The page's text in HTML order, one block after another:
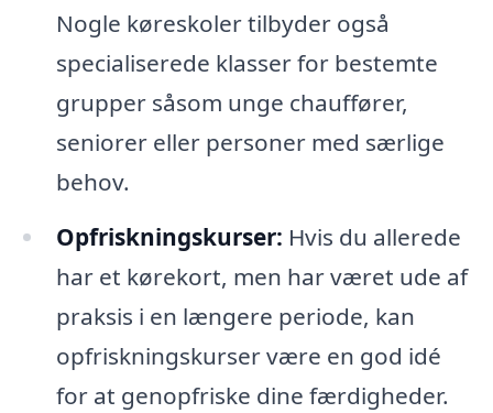
Nogle køreskoler tilbyder også
specialiserede klasser for bestemte
grupper såsom unge chauffører,
seniorer eller personer med særlige
behov.
Opfriskningskurser: Hvis du allerede
har et kørekort, men har været ude af
praksis i en længere periode, kan
opfriskningskurser være en god idé
for at genopfriske dine færdigheder.